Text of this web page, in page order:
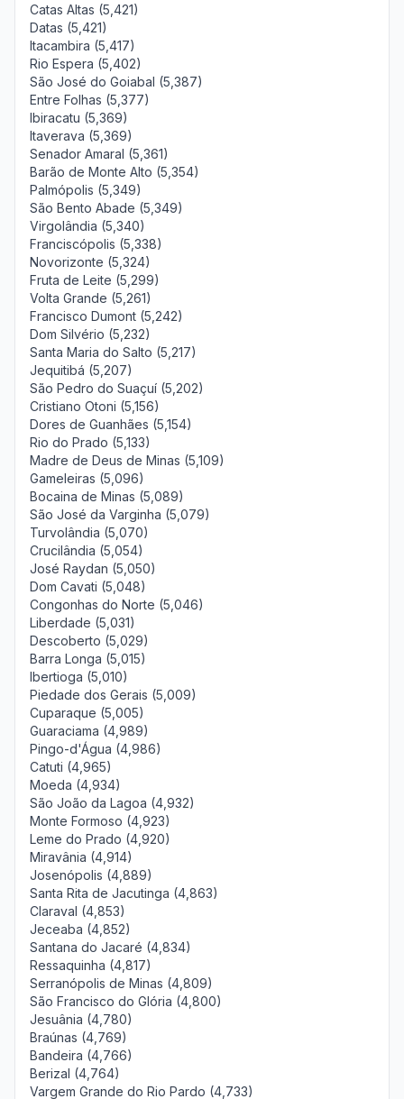
Catas Altas (5,421)
Datas (5,421)
Itacambira (5,417)
Rio Espera (5,402)
São José do Goiabal (5,387)
Entre Folhas (5,377)
Ibiracatu (5,369)
Itaverava (5,369)
Senador Amaral (5,361)
Barão de Monte Alto (5,354)
Palmópolis (5,349)
São Bento Abade (5,349)
Virgolândia (5,340)
Franciscópolis (5,338)
Novorizonte (5,324)
Fruta de Leite (5,299)
Volta Grande (5,261)
Francisco Dumont (5,242)
Dom Silvério (5,232)
Santa Maria do Salto (5,217)
Jequitibá (5,207)
São Pedro do Suaçuí (5,202)
Cristiano Otoni (5,156)
Dores de Guanhães (5,154)
Rio do Prado (5,133)
Madre de Deus de Minas (5,109)
Gameleiras (5,096)
Bocaina de Minas (5,089)
São José da Varginha (5,079)
Turvolândia (5,070)
Crucilândia (5,054)
José Raydan (5,050)
Dom Cavati (5,048)
Congonhas do Norte (5,046)
Liberdade (5,031)
Descoberto (5,029)
Barra Longa (5,015)
Ibertioga (5,010)
Piedade dos Gerais (5,009)
Cuparaque (5,005)
Guaraciama (4,989)
Pingo-d'Água (4,986)
Catuti (4,965)
Moeda (4,934)
São João da Lagoa (4,932)
Monte Formoso (4,923)
Leme do Prado (4,920)
Miravânia (4,914)
Josenópolis (4,889)
Santa Rita de Jacutinga (4,863)
Claraval (4,853)
Jeceaba (4,852)
Santana do Jacaré (4,834)
Ressaquinha (4,817)
Serranópolis de Minas (4,809)
São Francisco do Glória (4,800)
Jesuânia (4,780)
Braúnas (4,769)
Bandeira (4,766)
Berizal (4,764)
Vargem Grande do Rio Pardo (4,733)